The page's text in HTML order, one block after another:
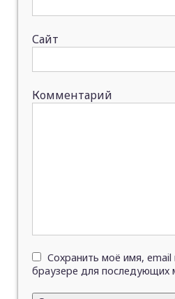
Сайт
Комментарий
Сохранить моё имя, email
браузере для последующих